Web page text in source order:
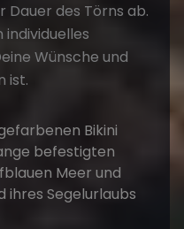
Dauer des Törns ab.
Wünsche und
ist.